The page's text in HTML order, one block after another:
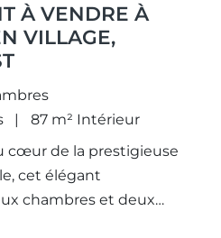
À VENDRE À
VILLAGE,
87 m² Intérieur
cœur de la prestigieuse
cet élégant
chambres et deux